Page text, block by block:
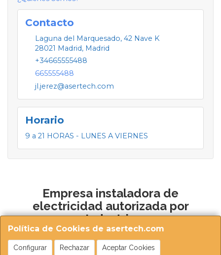
Política de Cookies de asertech.com
Configurar Rechazar Aceptar Cookies
Contacto
Laguna del Marquesado, 42 Nave K
28021 Madrid, Madrid
+34665555488
665555488
jl.jerez@asertech.com
Horario
9 a 21 HORAS - LUNES A VIERNES
Empresa instaladora de
electricidad autorizada por
Industria